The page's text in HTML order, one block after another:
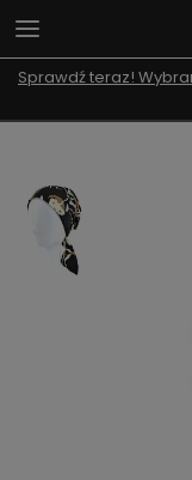
Sprawdź teraz!